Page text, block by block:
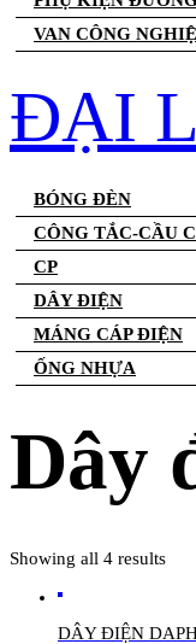
VAN CÔNG
ĐẠI
BÓNG ĐÈN
CÔNG TẮC-CẦU
CP
DÂY ĐIỆN
MÁNG CÁP ĐIỆN
ỐNG NHỰA
Dây
Showing all 4 results
DÂY ĐIỆN